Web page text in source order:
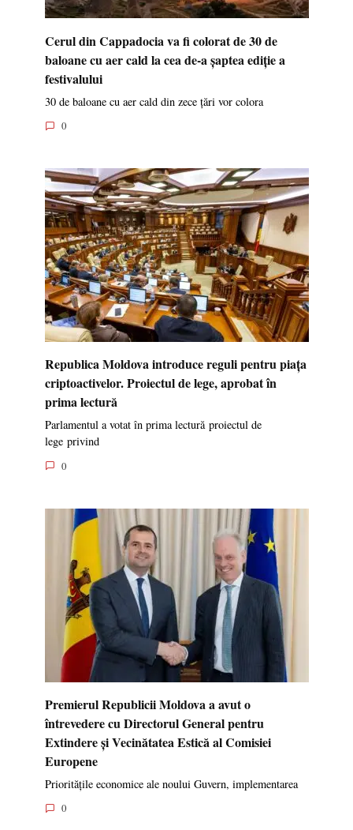
Cerul din Cappadocia va fi colorat de 30 de
baloane cu aer cald la cea de-a șaptea ediție a
festivalului
30 de baloane cu aer cald din zece țări vor colora
0
Republica Moldova introduce reguli pentru piața
criptoactivelor. Proiectul de lege, aprobat în
prima lectură
Parlamentul a votat în prima lectură proiectul de
lege privind
0
Premierul Republicii Moldova a avut o
întrevedere cu Directorul General pentru
Extindere și Vecinătatea Estică al Comisiei
Europene
Prioritățile economice ale noului Guvern, implementarea
0